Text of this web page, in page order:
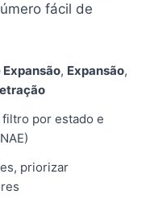
fácil de
Expansão, Expansão,
filtro por estado e
priorizar